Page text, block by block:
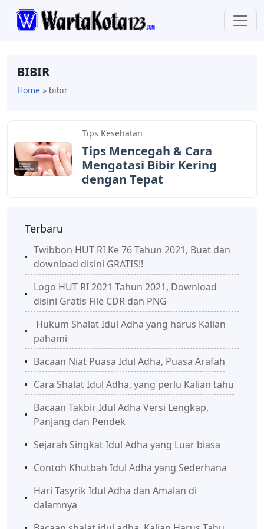
BIBIR
Home » bibir
Tips Kesehatan
Tips Mencegah & Cara
Mengatasi Bibir Kering
dengan Tepat
Terbaru
Twibbon HUT RI Ke 76 Tahun 2021, Buat dan
download disini GRATIS!!
Logo HUT RI 2021 Tahun 2021, Download
disini Gratis File CDR dan PNG
Hukum Shalat Idul Adha yang harus Kalian
pahami
Bacaan Niat Puasa Idul Adha, Puasa Arafah
Cara Shalat Idul Adha, yang perlu Kalian tahu
Bacaan Takbir Idul Adha Versi Lengkap,
Panjang dan Pendek
Sejarah Singkat Idul Adha yang Luar biasa
Contoh Khutbah Idul Adha yang Sederhana
Hari Tasyrik Idul Adha dan Amalan di
dalamnya